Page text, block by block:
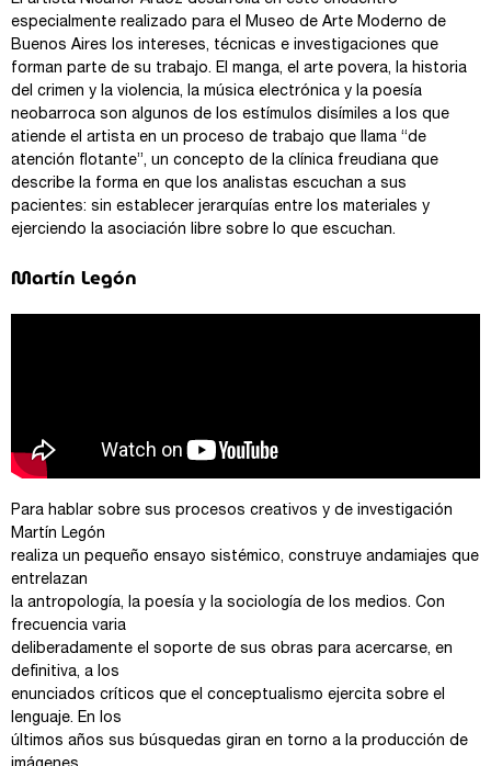
especialmente realizado para el Museo de Arte Moderno de
Buenos Aires los intereses, técnicas e investigaciones que
forman parte de su trabajo. El manga, el arte povera, la historia
del crimen y la violencia, la música electrónica y la poesía
neobarroca son algunos de los estímulos disímiles a los que
atiende el artista en un proceso de trabajo que llama “de
atención flotante”, un concepto de la clínica freudiana que
describe la forma en que los analistas escuchan a sus
pacientes: sin establecer jerarquías entre los materiales y
ejerciendo la asociación libre sobre lo que escuchan.
Martín Legón
Para hablar sobre sus procesos creativos y de investigación
Martín Legón
realiza un pequeño ensayo sistémico, construye andamiajes que
entrelazan
la antropología, la poesía y la sociología de los medios. Con
frecuencia varia
deliberadamente el soporte de sus obras para acercarse, en
definitiva, a los
enunciados críticos que el conceptualismo ejercita sobre el
lenguaje. En los
últimos años sus búsquedas giran en torno a la producción de